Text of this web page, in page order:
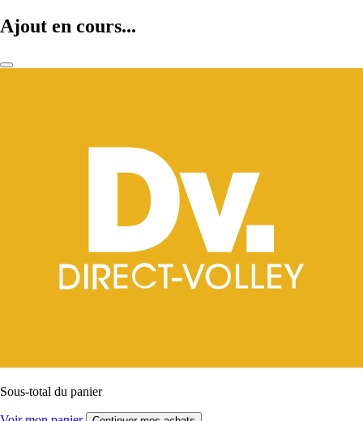
Ajout en cours...
Sous-total du panier